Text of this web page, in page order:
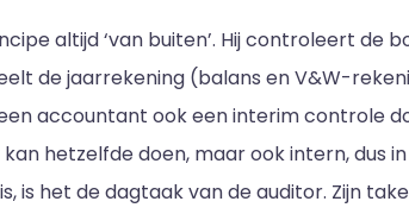
altijd ‘van buiten’. Hij controleert de
de jaarrekening (balans en V&W-
accountant ook een interim controle
hetzelfde doen, maar ook intern,
is het de dagtaak van de auditor. Zijn